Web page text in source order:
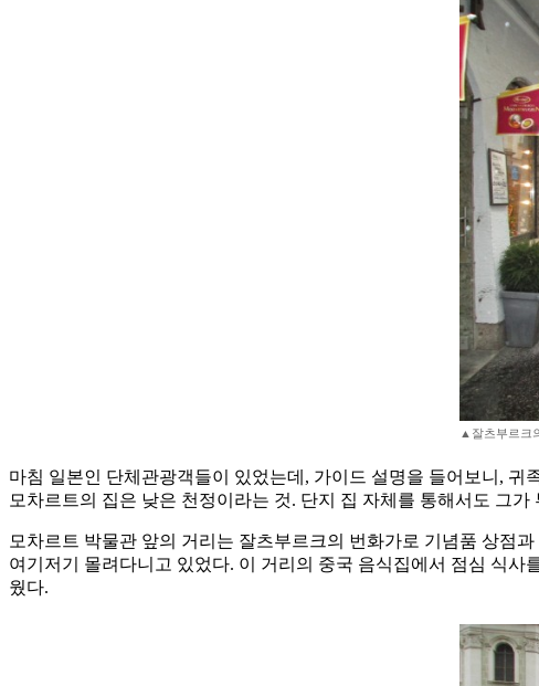
▲잘츠부르크
마침 일본인 단체관광객들이 있었는데, 가이드 설명을 들어보니,
모차르트의 집은 낮은 천정이라는 것. 단지 집 자체를 통해서도 그
모차르트 박물관 앞의 거리는 잘츠부르크의 번화가로 기념품 상점
여기저기 몰려다니고 있었다. 이 거리의 중국 음식집에서 점심 식
웠다.